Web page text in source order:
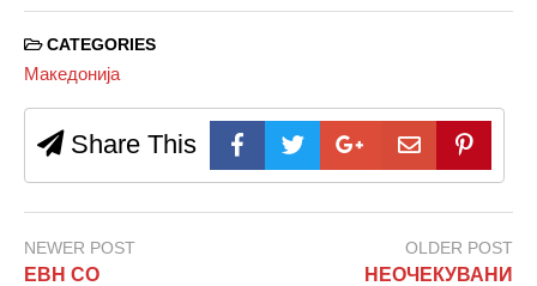
CATEGORIES
Македонија
Share This
NEWER POST
ЕВН СО
OLDER POST
НЕОЧЕКУВАНИ